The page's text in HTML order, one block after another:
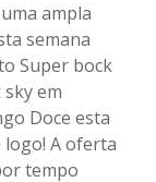
ampla
semana
Super bock
em
Doce esta
A oferta
tempo